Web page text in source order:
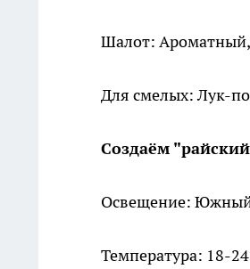
Шалот:
Для смелых: Лук-
Создаём
Освещение:
Температура: 18-